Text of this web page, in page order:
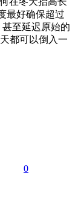
最好确保超过
至延迟原始的
都可以倒入一
0